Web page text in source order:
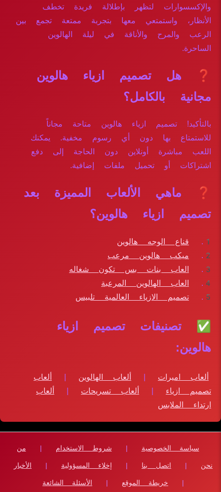
والإكسسوارات لتظهر بإطلالة فريدة تخطف
الأنظار، واستمتعي معها بتجربة ممتعة تجمع بين
الرعب والمرح والأناقة في ليلة الهالوين
الساحرة.
❓ هل تصميم ازياء هالوين
مجانية بالكامل؟
بالتأكيد! تصميم ازياء هالوين متاحة مجاناً
للاستمتاع بها دون أي رسوم مخفية. يمكنك
اللعب مباشرة أونلاين دون الحاجة إلى دفع
اشتراكات أو تحميل ملفات إضافية.
❓ ماهي الألعاب المميزة بعد
تصميم ازياء هالوين؟
قناع الوجه هالوين
ميكب هالوين مرعب
العاب بنات بس تكون شغاله
العاب الهالوين المرعبة
تصميم الازياء العالمية تلبيس
✅ تصنيفات تصميم ازياء
هالوين:
ألعاب اميرات ألعاب الهالوين
ألعاب
تصميم ازياء
ألعاب تسريحات
ألعاب
ارتداء الملابس
سياسة الخصوصية | شروط الاستخدام | من
نحن | اتصل بنا | إخلاء المسؤولية | الأخبار
| خريطة الموقع | الأسئلة الشائعة